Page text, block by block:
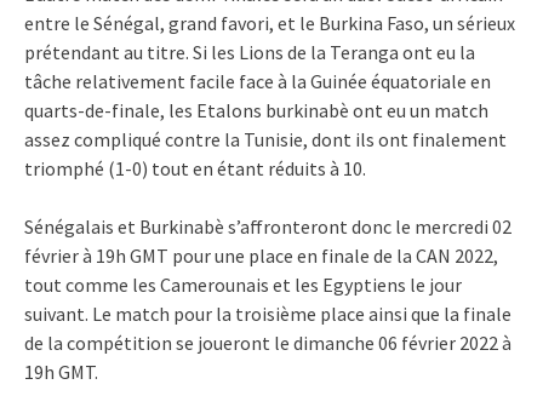
entre le Sénégal, grand favori, et le Burkina Faso, un sérieux
prétendant au titre. Si les Lions de la Teranga ont eu la
tâche relativement facile face à la Guinée équatoriale en
quarts-de-finale, les Etalons burkinabè ont eu un match
assez compliqué contre la Tunisie, dont ils ont finalement
triomphé (1-0) tout en étant réduits à 10.
Sénégalais et Burkinabè s’affronteront donc le mercredi 02
février à 19h GMT pour une place en finale de la CAN 2022,
tout comme les Camerounais et les Egyptiens le jour
suivant. Le match pour la troisième place ainsi que la finale
de la compétition se joueront le dimanche 06 février 2022 à
19h GMT.